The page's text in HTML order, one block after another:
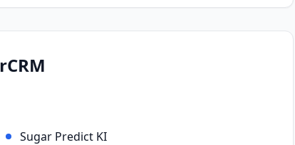
Sugar Predict KI